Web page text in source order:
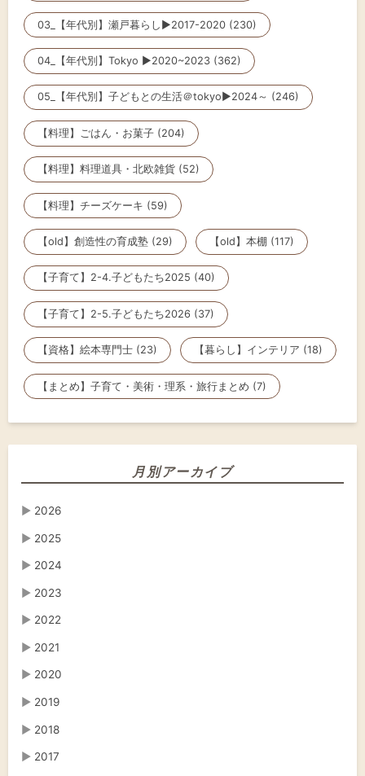
03_【年代別】瀬戸暮らし▶2017-2020 (230)
04_【年代別】Tokyo ▶2020~2023 (362)
05_【年代別】子どもとの生活＠tokyo▶2024～ (246)
【料理】ごはん・お菓子 (204)
【料理】料理道具・北欧雑貨 (52)
【料理】チーズケーキ (59)
【old】創造性の育成塾 (29) 【old】本棚 (117)
【子育て】2-4.子どもたち2025 (40)
【子育て】2-5.子どもたち2026 (37)
【資格】絵本専門士 (23) 【暮らし】インテリア (18)
【まとめ】子育て・美術・理系・旅行まとめ (7)
月別アーカイブ
▶ 2026
▶ 2025
▶ 2024
▶ 2023
▶ 2022
▶ 2021
▶ 2020
▶ 2019
▶ 2018
▶ 2017